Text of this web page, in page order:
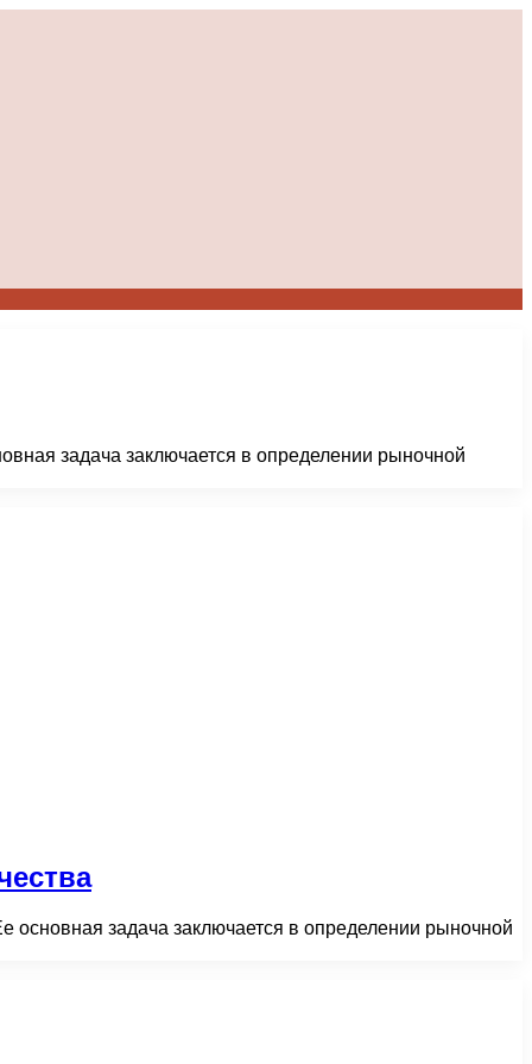
задача заключается в определении рыночной
задача заключается в определении рыночной